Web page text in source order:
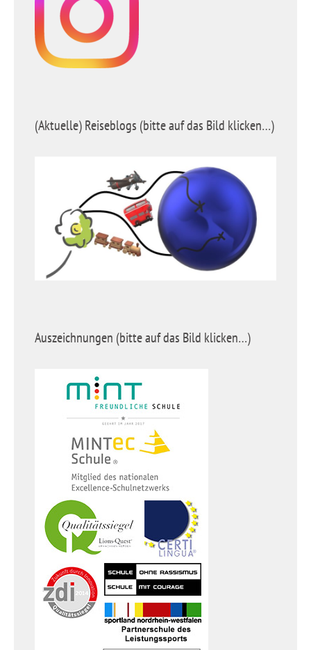
(Aktuelle) Reiseblogs (bitte auf das Bild klicken…)
Auszeichnungen (bitte auf das Bild klicken…)